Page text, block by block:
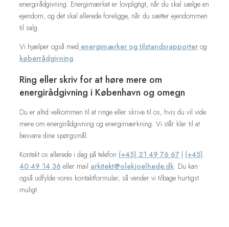
energirådgivning. Energimærket er lovpligtigt, når du skal sælge en
ejendom, og det skal allerede foreligge, når du sætter ejendommen
til salg.
Vi hjælper også med energimærker og tilstandsrapporter og
køberrådgivning.
Ring eller skriv for at høre mere om
energirådgivning i København og omegn
Du er altid velkommen til at ringe eller skrive til os, hvis du vil vide
mere om energirådgivning og energimærkning. Vi står klar til at
besvare dine spørgsmål.​
Kontakt os allerede i dag på telefon (+45) 21 49 76 67
(+45)
40 49 14 36 eller mail arkitekt@olekjoelhede.dk. Du kan
også udfylde vores kontaktformular, så vender vi tilbage hurtigst
muligt.